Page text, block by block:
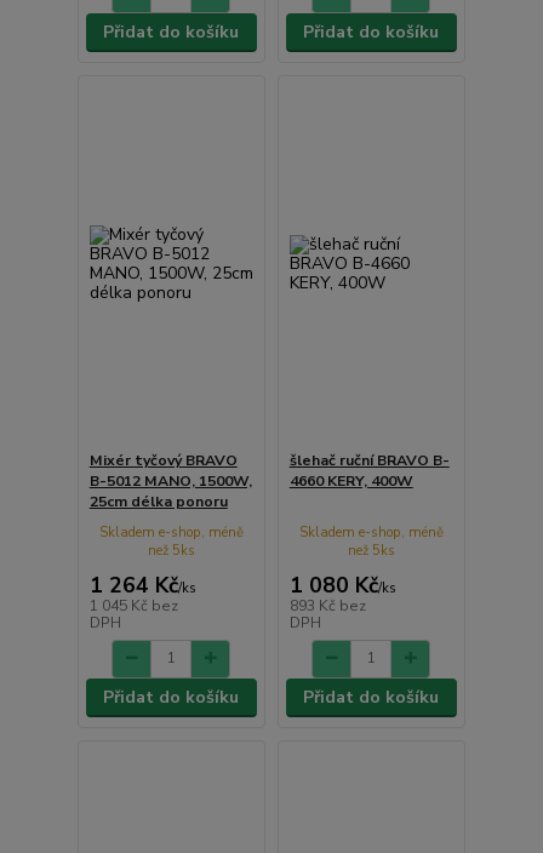
Přidat do košíku Přidat do košíku
Mixér tyčový BRAVO
B-5012 MANO, 1500W,
25cm délka ponoru
1 264 Kč/ks
1 045 Kč bez
DPH
Skladem e-shop, méně
než 5ks
Přidat do košíku
šlehač ruční BRAVO B-
4660 KERY, 400W
1 080 Kč/ks
893 Kč bez
DPH
Skladem e-shop, méně
než 5ks
Přidat do košíku